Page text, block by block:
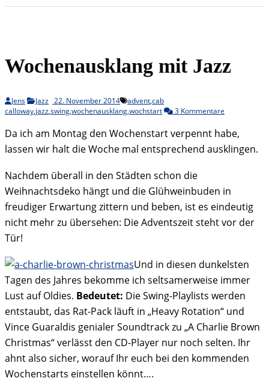
Wochenausklang mit Jazz
Jens Jazz 22. November 2014 advent,cab
calloway,jazz,swing,wochenausklang,wochstart 3 Kommentare
Da ich am Montag den Wochenstart verpennt habe,
lassen wir halt die Woche mal entsprechend ausklingen.
Nachdem überall in den Städten schon die
Weihnachtsdeko hängt und die Glühweinbuden in
freudiger Erwartung zittern und beben, ist es eindeutig
nicht mehr zu übersehen: Die Adventszeit steht vor der
Tür!
Und in diesen dunkelsten
Tagen des Jahres bekomme ich seltsamerweise immer
Lust auf Oldies. Bedeutet: Die Swing-Playlists werden
entstaubt, das Rat-Pack läuft in „Heavy Rotation“ und
Vince Guaraldis genialer Soundtrack zu „A Charlie Brown
Christmas“ verlässt den CD-Player nur noch selten. Ihr
ahnt also sicher, worauf Ihr euch bei den kommenden
Wochenstarts einstellen könnt….